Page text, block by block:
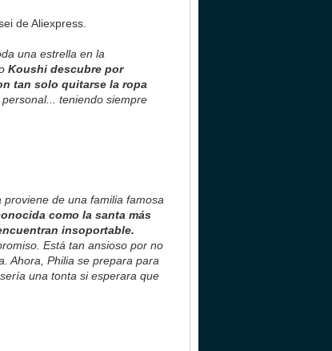
de Aliexpress.
una estrella en la
Koushi descubre por
tan solo quitarse la ropa
teniendo siempre
proviene de una familia famosa
como la santa más
insoportable.
Está tan ansioso por no
Ahora, Philia se prepara para
una tonta si esperara que